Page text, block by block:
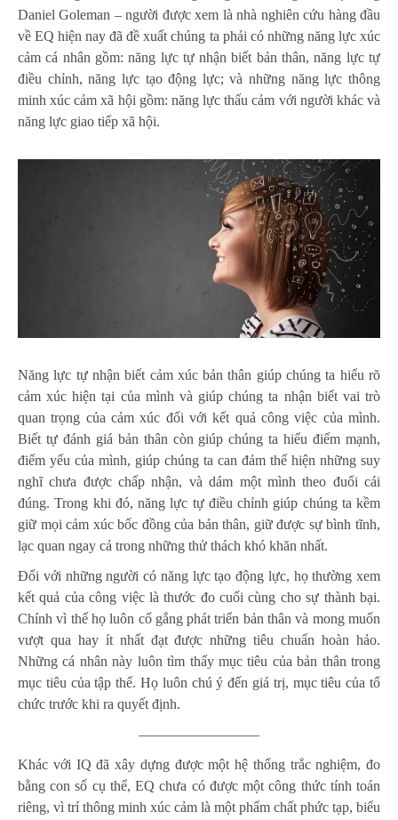
Daniel Goleman – người được xem là nhà nghiên cứu hàng đầu
về EQ hiện nay đã đề xuất chúng ta phải có những năng lực xúc
cảm cá nhân gồm: năng lực tự nhận biết bản thân, năng lực tự
điều chỉnh, năng lực tạo động lực; và những năng lực thông
minh xúc cảm xã hội gồm: năng lực thấu cảm với người khác và
năng lực giao tiếp xã hội.
Năng lực tự nhận biết cảm xúc bản thân giúp chúng ta hiểu rõ
cảm xúc hiện tại của mình và giúp chúng ta nhận biết vai trò
quan trọng của cảm xúc đối với kết quả công việc của mình.
Biết tự đánh giá bản thân còn giúp chúng ta hiểu điểm mạnh,
điểm yếu của mình, giúp chúng ta can đảm thể hiện những suy
nghĩ chưa được chấp nhận, và dám một mình theo đuổi cái
đúng. Trong khi đó, năng lực tự điều chỉnh giúp chúng ta kềm
giữ mọi cảm xúc bốc đồng của bản thân, giữ được sự bình tĩnh,
lạc quan ngay cả trong những thử thách khó khăn nhất.
Đối với những người có năng lực tạo động lực, họ thường xem
kết quả của công việc là thước đo cuối cùng cho sự thành bại.
Chính vì thế họ luôn cố gắng phát triển bản thân và mong muốn
vượt qua hay ít nhất đạt được những tiêu chuẩn hoàn hảo.
Những cá nhân này luôn tìm thấy mục tiêu của bản thân trong
mục tiêu của tập thể. Họ luôn chú ý đến giá trị, mục tiêu của tổ
chức trước khi ra quyết định.
————————–
Khác với IQ đã xây dựng được một hệ thống trắc nghiệm, đo
bằng con số cụ thể, EQ chưa có được một công thức tính toán
riêng, vì trí thông minh xúc cảm là một phẩm chất phức tạp, biểu